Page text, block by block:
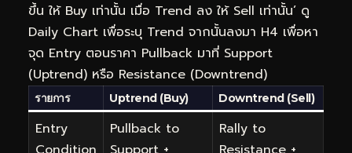
ขึ้น ให้ Buy เท่านั้น เมื่อ Trend ลง ให้ Sell เท่านั้น’ ดู
Daily Chart เพื่อระบุ Trend จากนั้นลงมา H4 เพื่อหา
จุด Entry ตอนราคา Pullback มาที่ Support
(Uptrend) หรือ Resistance (Downtrend)
รายการ Uptrend (Buy) Downtrend (Sell)
Entry
Pullback to
Rally to